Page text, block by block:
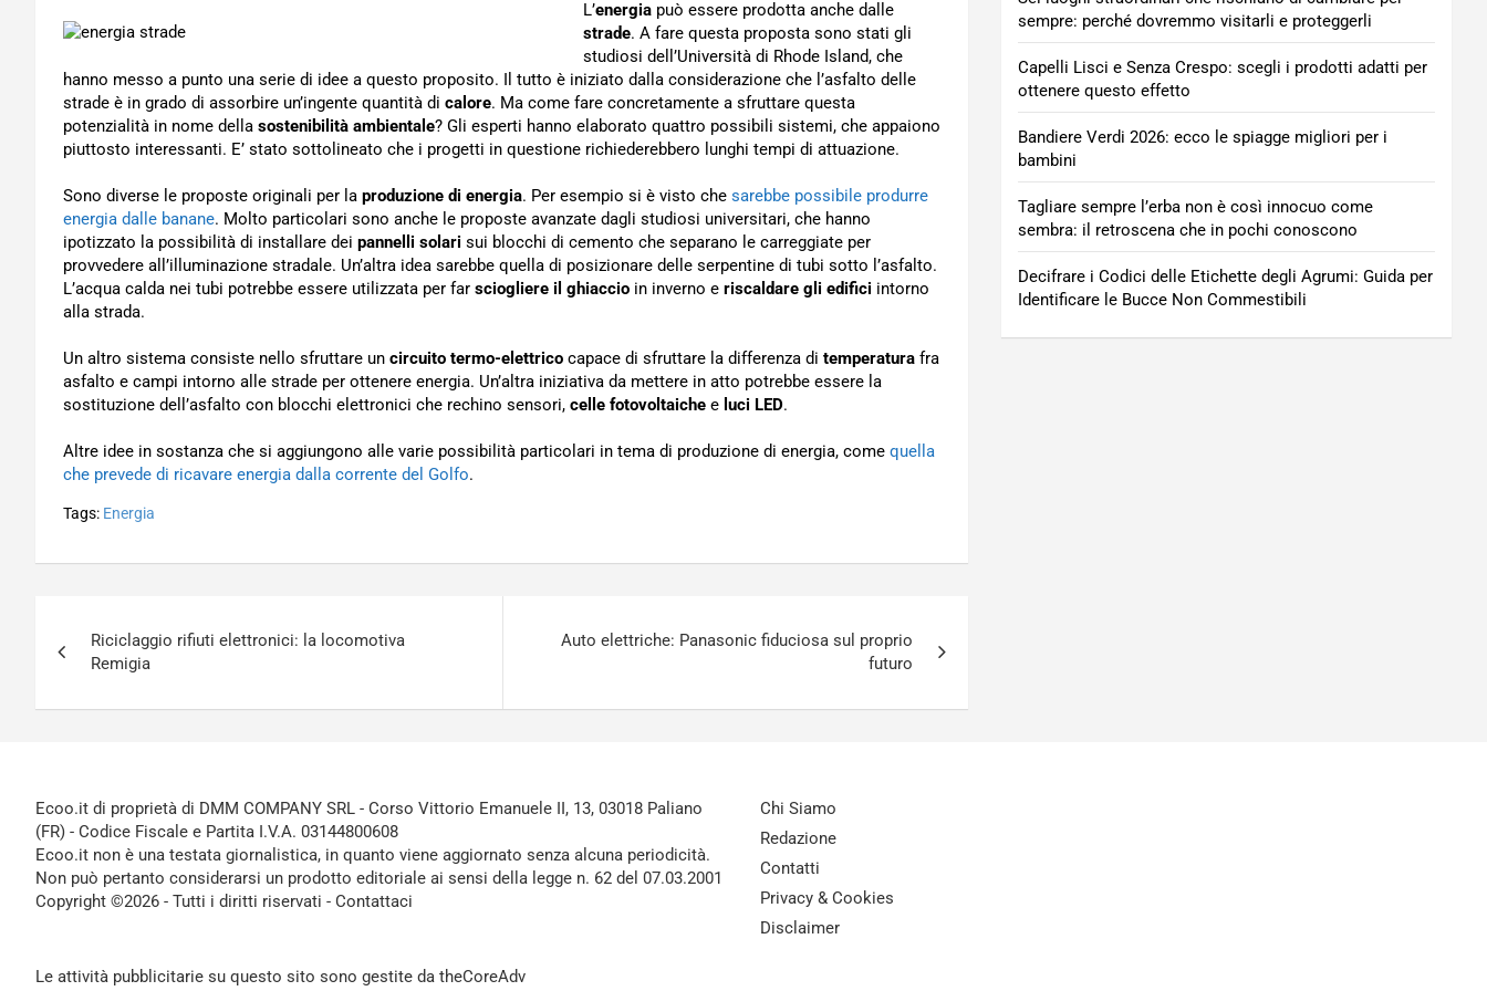
L’energia può essere prodotta anche dalle
strade. A fare questa proposta sono stati gli
studiosi dell’Università di Rhode Island, che
hanno messo a punto una serie di idee a questo proposito. Il tutto è iniziato dalla considerazione che l’asfalto delle
strade è in grado di assorbire un’ingente quantità di calore. Ma come fare concretamente a sfruttare questa
potenzialità in nome della sostenibilità ambientale? Gli esperti hanno elaborato quattro possibili sistemi, che appaiono
piuttosto interessanti. E’ stato sottolineato che i progetti in questione richiederebbero lunghi tempi di attuazione.
Sono diverse le proposte originali per la produzione di energia. Per esempio si è visto che sarebbe possibile produrre
energia dalle banane. Molto particolari sono anche le proposte avanzate dagli studiosi universitari, che hanno
ipotizzato la possibilità di installare dei pannelli solari sui blocchi di cemento che separano le carreggiate per
provvedere all’illuminazione stradale. Un’altra idea sarebbe quella di posizionare delle serpentine di tubi sotto l’asfalto.
L’acqua calda nei tubi potrebbe essere utilizzata per far sciogliere il ghiaccio in inverno e riscaldare gli edifici intorno
alla strada.
Un altro sistema consiste nello sfruttare un circuito termo-elettrico capace di sfruttare la differenza di temperatura fra
asfalto e campi intorno alle strade per ottenere energia. Un’altra iniziativa da mettere in atto potrebbe essere la
sostituzione dell’asfalto con blocchi elettronici che rechino sensori, celle fotovoltaiche e luci LED.
Altre idee in sostanza che si aggiungono alle varie possibilità particolari in tema di produzione di energia, come quella
che prevede di ricavare energia dalla corrente del Golfo.
Tags: Energia
articoli
Riciclaggio rifiuti elettronici: la locomotiva
Remigia
Auto elettriche: Panasonic fiduciosa sul proprio
futuro
sempre: perché dovremmo visitarli e proteggerli
Capelli Lisci e Senza Crespo: scegli i prodotti adatti per
ottenere questo effetto
Bandiere Verdi 2026: ecco le spiagge migliori per i
bambini
Tagliare sempre l’erba non è così innocuo come
sembra: il retroscena che in pochi conoscono
Decifrare i Codici delle Etichette degli Agrumi: Guida per
Identificare le Bucce Non Commestibili
Ecoo.it di proprietà di DMM COMPANY SRL - Corso Vittorio Emanuele II, 13, 03018 Paliano
(FR) - Codice Fiscale e Partita I.V.A. 03144800608
Ecoo.it non è una testata giornalistica, in quanto viene aggiornato senza alcuna periodicità.
Non può pertanto considerarsi un prodotto editoriale ai sensi della legge n. 62 del 07.03.2001
Copyright ©2026 - Tutti i diritti riservati - Contattaci
Le attività pubblicitarie su questo sito sono gestite da theCoreAdv
Chi Siamo
Redazione
Contatti
Privacy & Cookies
Disclaimer